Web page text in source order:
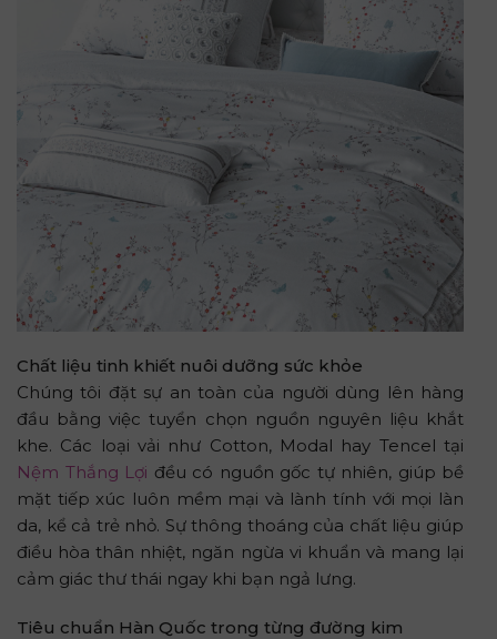
Chất liệu tinh khiết nuôi dưỡng sức khỏe
Chúng tôi đặt sự an toàn của người dùng lên hàng
đầu bằng việc tuyển chọn nguồn nguyên liệu khắt
khe. Các loại vải như Cotton, Modal hay Tencel tại
Nệm Thắng Lợi đều có nguồn gốc tự nhiên, giúp bề
mặt tiếp xúc luôn mềm mại và lành tính với mọi làn
da, kể cả trẻ nhỏ. Sự thông thoáng của chất liệu giúp
điều hòa thân nhiệt, ngăn ngừa vi khuẩn và mang lại
cảm giác thư thái ngay khi bạn ngả lưng.
Tiêu chuẩn Hàn Quốc trong từng đường kim